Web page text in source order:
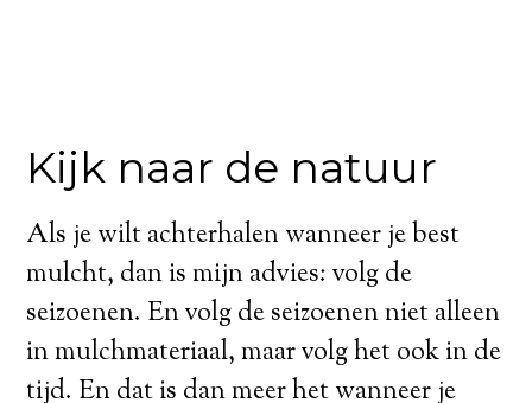
Kijk naar de natuur
Als je wilt achterhalen wanneer je best
mulcht, dan is mijn advies: volg de
seizoenen. En volg de seizoenen niet alleen
in mulchmateriaal, maar volg het ook in de
tijd. En dat is dan meer het wanneer je